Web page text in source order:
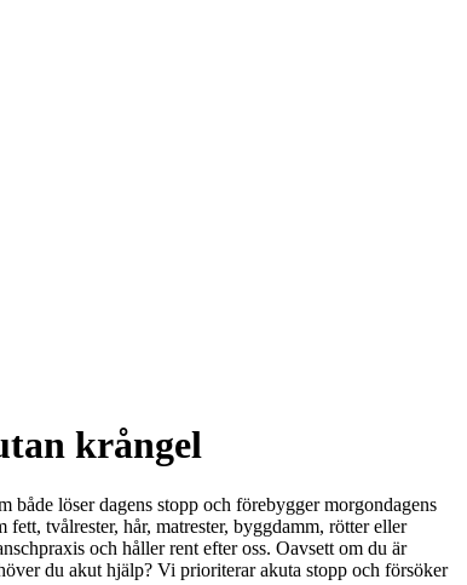
krångel
löser dagens stopp och förebygger morgondagens
tvålrester, hår, matrester, byggdamm, rötter eller
och håller rent efter oss. Oavsett om du är
du akut hjälp? Vi prioriterar akuta stopp och försöker